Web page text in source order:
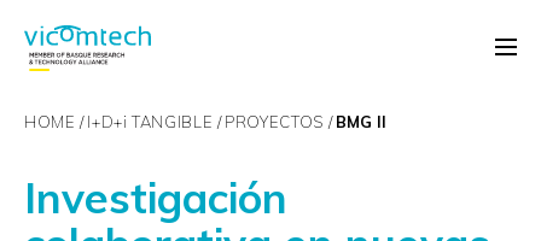
HOME I+D+i TANGIBLE PROYECTOS BMG II
Investigación